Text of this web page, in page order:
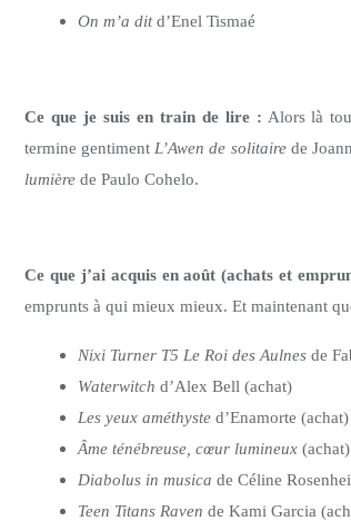
On m’a ditd’Enel Tismaé
Ce que je suis en train de lire : Alors là
termine gentiment L’Awen de solitairede
lumière de Paulo Cohelo.
Ce que j’ai acquis en août (achats et
emprunts à qui mieux mieux. Et maintenant
Nixi Turner T5 Le Roi des Aulnes de
Waterwitch d’Alex Bell (achat)
Les yeux améthyste d’Enamorte (achat)
Âme ténébreuse, cœur lumineux (achat)
Diabolus in musica de Céline
Teen Titans Raven de Kami Garcia